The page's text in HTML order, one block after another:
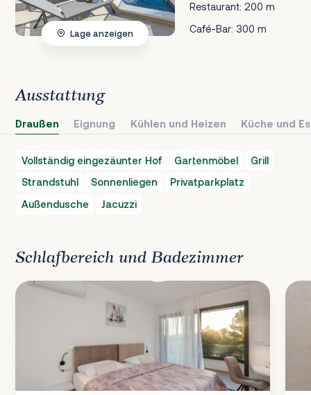
Restaurant: 200 m
Café-Bar: 300 m
Lage anzeigen
Ausstattung
Draußen Eignung Kühlen und Heizen Küche und
Vollständig eingezäunter Hof Gartenmöbel
Grill
Strandstuhl
Sonnenliegen
Privatparkplatz
Außendusche
Jacuzzi
Schlafbereich und Badezimmer